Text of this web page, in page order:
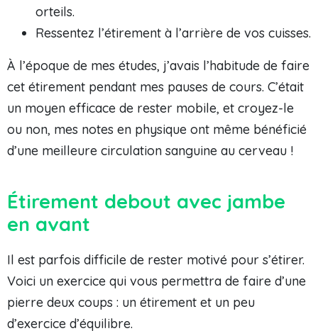
orteils.
Ressentez l’étirement à l’arrière de vos cuisses.
À l’époque de mes études, j’avais l’habitude de faire
cet étirement pendant mes pauses de cours. C’était
un moyen efficace de rester mobile, et croyez-le
ou non, mes notes en physique ont même bénéficié
d’une meilleure circulation sanguine au cerveau !
Étirement debout avec jambe
en avant
Il est parfois difficile de rester motivé pour s’étirer.
Voici un exercice qui vous permettra de faire d’une
pierre deux coups : un étirement et un peu
d’exercice d’équilibre.